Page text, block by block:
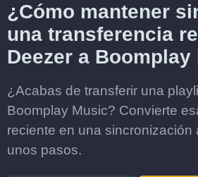
¿Cómo mantener
una transferencia
Deezer a Boomplay
¿Acabas de transferir una
Boomplay Music? Convierte
reciente en una sincronización
unos pasos.